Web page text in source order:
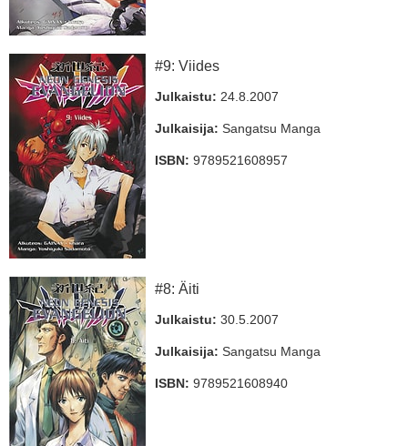
#9: Viides
Julkaistu: 24.8.2007
Julkaisija: Sangatsu Manga
ISBN: 9789521608957
#8: Äiti
Julkaistu: 30.5.2007
Julkaisija: Sangatsu Manga
ISBN: 9789521608940